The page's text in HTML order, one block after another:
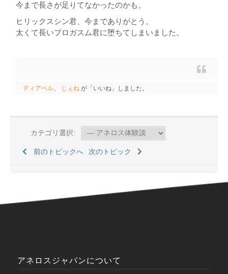
今まで長さが足りてなかったのかも。
ヒリックスシン君、今までありがとう。
太くて長いプロガスム君に堕ちてしまいました。
ディアベル、 じぇね が「いいね」しました。
カテゴリ選択:
前のトピックへ 次のトピック
アネロスジャパンについて